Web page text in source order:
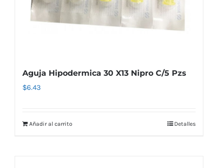
Aguja Hipodermica 30 X13 Nipro C/5 Pzs
$6.43
Añadir al carrito Detalles